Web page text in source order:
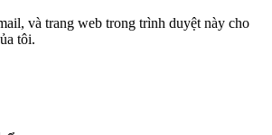
và trang web trong trình duyệt này cho
tôi.